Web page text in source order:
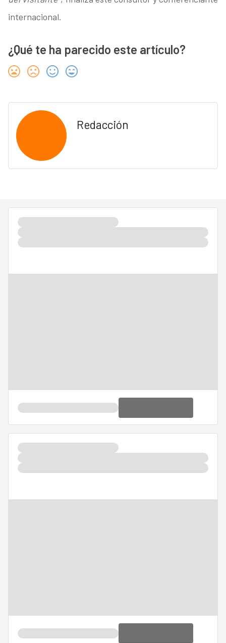
internacional.
¿Qué te ha parecido este artículo?
Redacción